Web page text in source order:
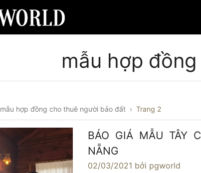
mẫu hợp
mẫu hợp đồng cho thuê người bảo đất › Trang 2
BÁO GIÁ MẪU TÂY
NẴNG
02/03/2021 bởi pgworld